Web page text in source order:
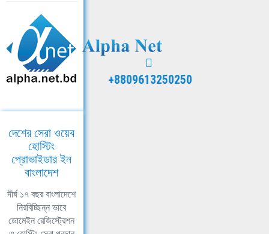
+8809613250250
দেশের সেরা ওয়েব
হোস্টিং
প্রোভাইডার ইন
বাংলাদেশ
দীর্ঘ ১৭ বছর বাংলাদেশে
নিরবিচ্ছিন্ন ভাবে
ডোমেইন রেজিস্ট্রেশন